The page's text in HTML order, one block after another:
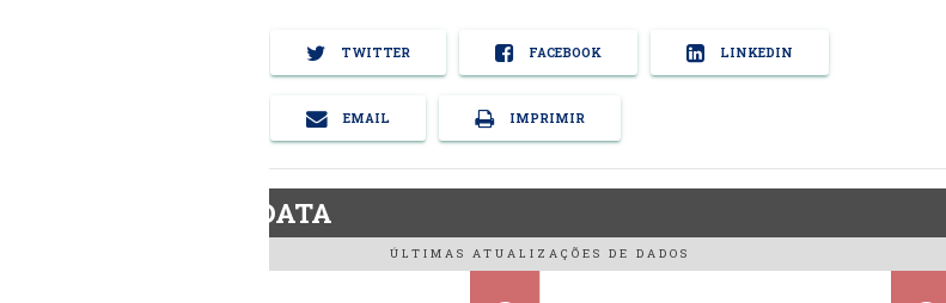
TWITTER FACEBOOK LINKEDIN
EMAIL IMPRIMIR
BiodieselDATA
ÚLTIMAS ATUALIZAÇÕES DE DADOS